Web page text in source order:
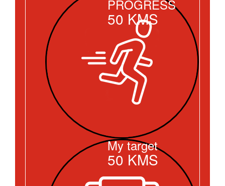
PROGRESS
50 KMS
My target
50 KMS